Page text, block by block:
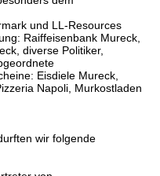
und LL-Resources
Raiffeisenbank Mureck,
diverse Politiker,
Eisdiele Mureck,
Napoli, Murkostladen
wir folgende